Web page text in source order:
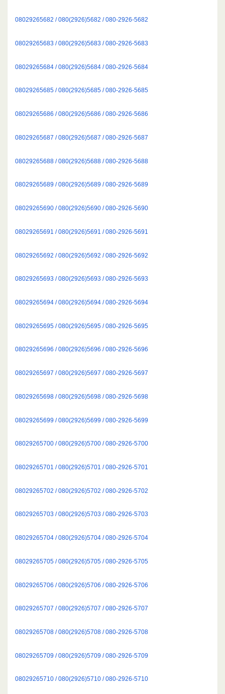
08029265682 / 080(2926)5682 / 080-2926-5682
08029265683 / 080(2926)5683 / 080-2926-5683
08029265684 / 080(2926)5684 / 080-2926-5684
08029265685 / 080(2926)5685 / 080-2926-5685
08029265686 / 080(2926)5686 / 080-2926-5686
08029265687 / 080(2926)5687 / 080-2926-5687
08029265688 / 080(2926)5688 / 080-2926-5688
08029265689 / 080(2926)5689 / 080-2926-5689
08029265690 / 080(2926)5690 / 080-2926-5690
08029265691 / 080(2926)5691 / 080-2926-5691
08029265692 / 080(2926)5692 / 080-2926-5692
08029265693 / 080(2926)5693 / 080-2926-5693
08029265694 / 080(2926)5694 / 080-2926-5694
08029265695 / 080(2926)5695 / 080-2926-5695
08029265696 / 080(2926)5696 / 080-2926-5696
08029265697 / 080(2926)5697 / 080-2926-5697
08029265698 / 080(2926)5698 / 080-2926-5698
08029265699 / 080(2926)5699 / 080-2926-5699
08029265700 / 080(2926)5700 / 080-2926-5700
08029265701 / 080(2926)5701 / 080-2926-5701
08029265702 / 080(2926)5702 / 080-2926-5702
08029265703 / 080(2926)5703 / 080-2926-5703
08029265704 / 080(2926)5704 / 080-2926-5704
08029265705 / 080(2926)5705 / 080-2926-5705
08029265706 / 080(2926)5706 / 080-2926-5706
08029265707 / 080(2926)5707 / 080-2926-5707
08029265708 / 080(2926)5708 / 080-2926-5708
08029265709 / 080(2926)5709 / 080-2926-5709
08029265710 / 080(2926)5710 / 080-2926-5710